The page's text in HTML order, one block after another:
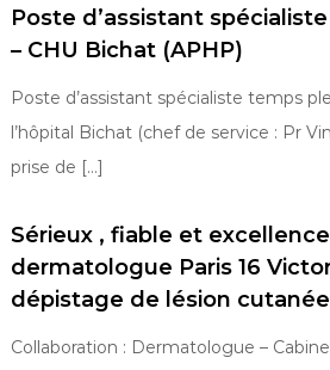
Poste d’assistant
– CHU Bichat (APHP)
Poste d’assistant spécialiste temps
l’hôpital Bichat (chef de service : Pr
prise de […]
Sérieux , fiable et
dermatologue Paris 16
dépistage de lésion cutanée
Collaboration : Dermatologue –